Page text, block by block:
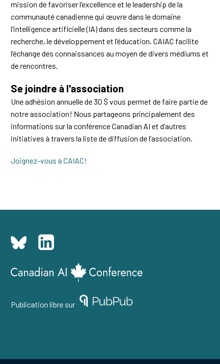
mission de favoriser l’excellence et le leadership de la
communauté canadienne qui œuvre dans le domaine
l’intelligence artificielle (IA) dans des secteurs comme la
recherche, le développement et l’éducation. CAIAC facilite
l’échange des connaissances au moyen de divers médiums et
de rencontres.
Se joindre à l'association
Une adhésion annuelle de 30 $ vous permet de faire partie de
notre association! Nous partageons principalement des
informations sur la conférence Canadian AI et d’autres
initiatives à travers la liste de diffusion de l’association.
Joignez-vous à CAIAC!
Publication libre sur